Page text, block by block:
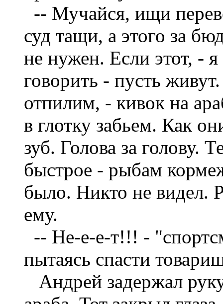
-- Мучайся, ищи
суд тащи, а этого за
не нужен. Если этот, -
говорить - пусть
отпилим, - кивок на
в глотку забьем. Как
зуб. Голова за голову.
быстрое - рыбам
было. Никто не видел.
ему.
-- Не-е-е-т!!! -
пытаясь спасти
Андрей задержал